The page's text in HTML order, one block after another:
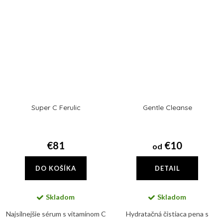
Super C Ferulic
€81
DO KOŠÍKA
Skladom
Najsilnejšie sérum s vitamínom C
Gentle Cleanse
od €10
DETAIL
Skladom
Hydratačná čistiaca pena s